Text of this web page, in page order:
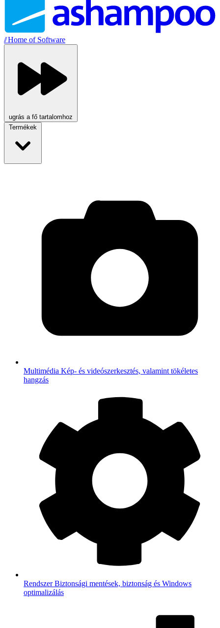
//Home of Software
ugrás a fő tartalomhoz
Termékek
Multimédia Kép- és videószerkesztés, valamint tökéletes
hangzás
RendszerBiztonsági mentések, biztonság és Windows
optimalizálás